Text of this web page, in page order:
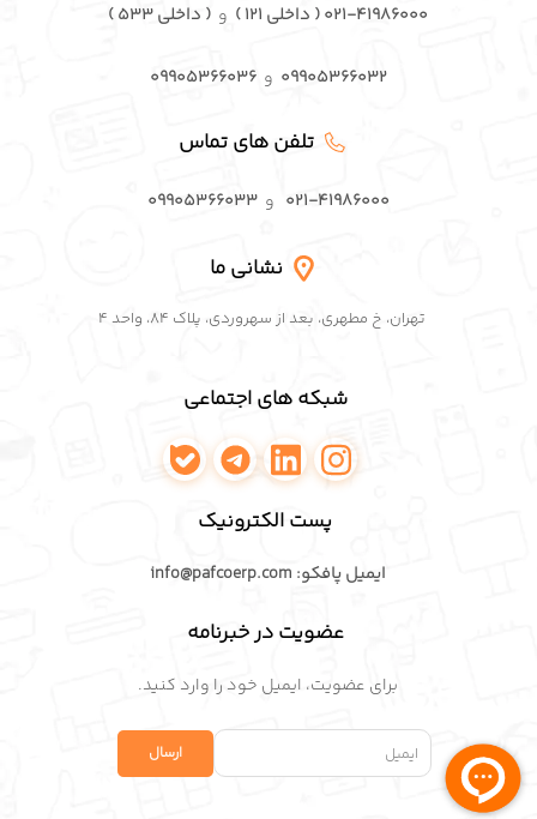
۰۲۱-۴۱۹۸۶۰۰۰ ( داخلی ۱۲۱ ) و ( داخلی ۵۳۳ )
۰۹۹۰۵۳۶۶۰۳۲ و۰۹۹۰۵۳۶۶۰۳۶
تلفن های تماس
۰۲۱-۴۱۹۸۶۰۰۰ و۰۹۹۰۵۳۶۶۰۳۳
نشانی ما
تهران، خ مطهری، بعد از سهروردی، پلاک ۸۴، واحد ۴
شبکه های اجتماعی
اینستاگرام پافکو
لینکدین پافکو
تلگرام پافکوواتساپ پافکو
پست الکترونیک
ایمیل پافکو: info@pafcoerp.com
عضویت در خبرنامه
برای عضویت، ایمیل خود را وارد کنید.